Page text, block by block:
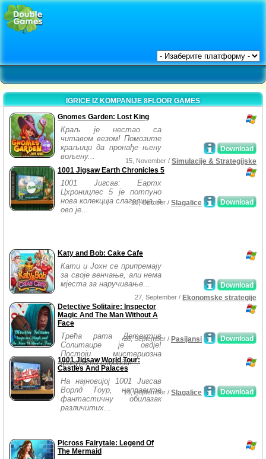
IGRICE IZ KOMPANIJE 8FLOOR GAMES
Gnomes Garden: Lost King
Краљ је нестао са
читавом везом! Помозите
краљици да пронађе њену
вољену...
Download
15, November / Simulacije & Strategijske
1001 Jigsaw Earth Chronicles 5
1001 Јигсав: Еартх
Цхроницлес 5 је потпуно
нова колекција слагалица, а
ово је...
Download
10, October / Slagalice
Katy and Bob: Cake Cafe
Кати и Јохн се припремају
за своје венчање, али нема
мјеста за наручивање...
Download
27, September / Ekonomske strategije
Detective Solitaire: Inspector
Magic And The Man Without A
Face
Трећа рата Детектив
Солитаире је овдје!
Постоји мистериозна
фигура на слободи!...
Download
23, September / Pasijansi
1001 Jigsaw World Tour:
Castles And Palaces
На најновијој 1001 Јигсав
Ворлд Тоур, направите
фантастичну обилазак
различитих...
Download
16, September / Slagalice
Picross Fairytale: Legend Of
The Mermaid